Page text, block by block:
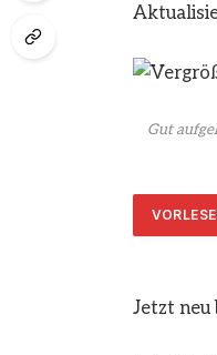
Gut
Jetzt neu